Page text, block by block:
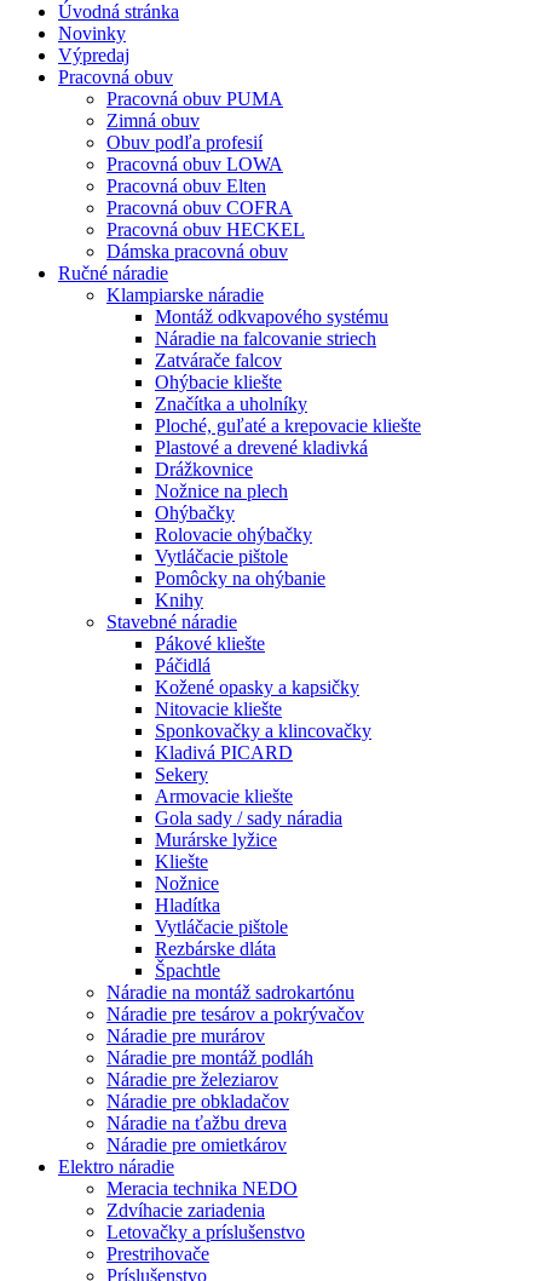
Úvodná stránka
Novinky
Výpredaj
Pracovná obuv
Pracovná obuv PUMA
Zimná obuv
Obuv podľa profesií
Pracovná obuv LOWA
Pracovná obuv Elten
Pracovná obuv COFRA
Pracovná obuv HECKEL
Dámska pracovná obuv
Ručné náradie
Klampiarske náradie
Montáž odkvapového systému
Náradie na falcovanie striech
Zatvárače falcov
Ohýbacie kliešte
Značítka a uholníky
Ploché, guľaté a krepovacie kliešte
Plastové a drevené kladivká
Drážkovnice
Nožnice na plech
Ohýbačky
Rolovacie ohýbačky
Vytláčacie pištole
Pomôcky na ohýbanie
Knihy
Stavebné náradie
Pákové kliešte
Páčidlá
Kožené opasky a kapsičky
Nitovacie kliešte
Sponkovačky a klincovačky
Kladivá PICARD
Sekery
Armovacie kliešte
Gola sady / sady náradia
Murárske lyžice
Kliešte
Nožnice
Hladítka
Vytláčacie pištole
Rezbárske dláta
Špachtle
Náradie na montáž sadrokartónu
Náradie pre tesárov a pokrývačov
Náradie pre murárov
Náradie pre montáž podláh
Náradie pre železiarov
Náradie pre obkladačov
Náradie na ťažbu dreva
Náradie pre omietkárov
Elektro náradie
Meracia technika NEDO
Zdvíhacie zariadenia
Letovačky a príslušenstvo
Prestrihovače
Príslušenstvo